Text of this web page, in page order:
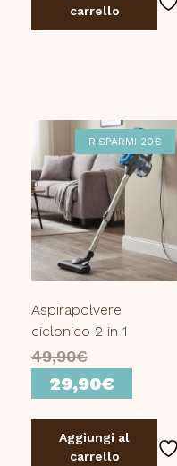
carrello
RISPARMI 20€
Aspirapolvere
ciclonico 2 in 1
49,90€Il
prezzo
originale
era:
49,90€.
29,90€
prezzo
Aggiungi al
carrello